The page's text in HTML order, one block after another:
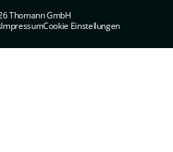
Thomann GmbH
ImpressumCookie Einstellungen